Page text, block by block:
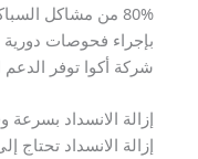
80% من مشاكل
بإجراء فحوصات
شركة أكوا توفر
إزالة الانسداد بسرعة
إزالة الانسداد تحتاج